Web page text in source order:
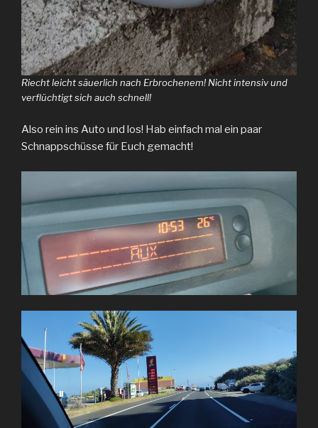
Riecht leicht säuerlich nach Erbrochenem! Nicht intensiv und
verflüchtigt sich auch schnell!
Also rein ins Auto und los! Hab einfach mal ein paar
Schnappschüsse für Euch gemacht!